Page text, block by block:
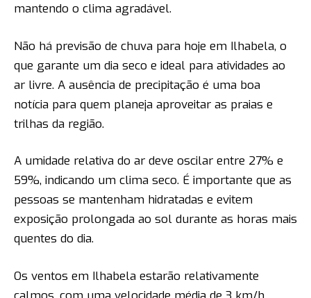
mantendo o clima agradável.
Não há previsão de chuva para hoje em Ilhabela, o
que garante um dia seco e ideal para atividades ao
ar livre. A ausência de precipitação é uma boa
notícia para quem planeja aproveitar as praias e
trilhas da região.
A umidade relativa do ar deve oscilar entre 27% e
59%, indicando um clima seco. É importante que as
pessoas se mantenham hidratadas e evitem
exposição prolongada ao sol durante as horas mais
quentes do dia.
Os ventos em Ilhabela estarão relativamente